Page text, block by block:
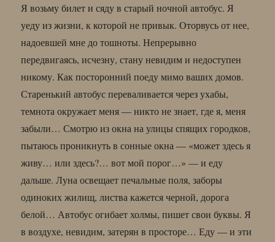
Я возьму билет и сяду в старый ночной автобус. Я
уеду из жизни, к которой не привык. Оторвусь от нее,
надоевшей мне до тошноты. Непрерывно
передвигаясь, исчезну, стану невидим и недоступен
никому. Как посторонний поеду мимо ваших домов.
Старенький автобус переваливается через ухабы,
темнота окружает меня — никто не знает, где я, меня
забыли… Смотрю из окна на улицы спящих городков,
пытаюсь проникнуть в сонные окна — «может здесь я
живу… или здесь?… вот мой порог…» — и еду
дальше. Луна освещает печальные поля, заборы
одиноких жилищ, листва кажется черной, дорога
белой… Автобус огибает холмы, пишет свои буквы. Я
в воздухе, невидим, затерян в просторе… Еду — и эти